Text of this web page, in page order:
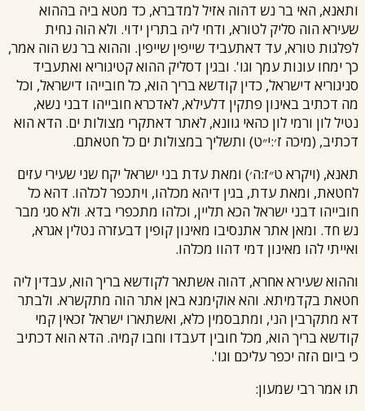
ותאנא, האי בר נש דהוה אזיל למדברא, כד מטא ביה בההוא
שעירא הוה סליק לטורא, ודחי ליה בתרין ידוי. ולא הוה נחית
לפלגות טורא, עד דאתעביד שייפין שייפין. וההוא בר נש הוה אמר,
כך ימחו עונות עמך וגו'. ובגין דסליק ההוא קטיגוריא ואתעביד
סניגוריא דישראל, כדין קודשא בריך הוא, כל חובייהו דישראל, וכל
מה דכתיב באינון פתקין דלעילא, לאדכרא חובייהו דבני נשא,
נטיל לון ורמי לון כהאי גוונא, לאתר דאתקרי מצולות ים. הדא הוא
דכתיב, (מיכה ז׳:י״ט) ותשליך במצולות ים כל חטאתם.
תאנא, (ויקרא ט״ז:ה׳) ומאת עדת בני ישראל יקח שני שעירי עזים
לחטאת, ומאת עדת, בגין דיהא מכלהו, ויתכפר לכלהו. דהא כל
חובייהו דבני ישראל הכא תליין, וכלהו מתכפרי בדא. ולא סגי מבר
נש חד. ומאן אתר אתנסיבו מאינון קופין דבעזרה נטלין אגרא,
ואייתי להו מאינון דמי דהוו מכלהו.
וההוא שעירא אחרא, דהוה אשתאר לקודשא בריך הוא, עבדין ליה
חטאת בקדמיתא. והא אוקימנא באן אתר הוה מתקשרא. ולבתר
דא מתקרבין הני, ומתבסמין כלא, ואשתארו ישראל זכאין קמי
קודשא בריך הוא, מכל חובין דעבדו וחבו קמיה. הדא הוא דכתיב
כי ביום הזה יכפר עליכם וגו'.
תו אמררבי שמעון: